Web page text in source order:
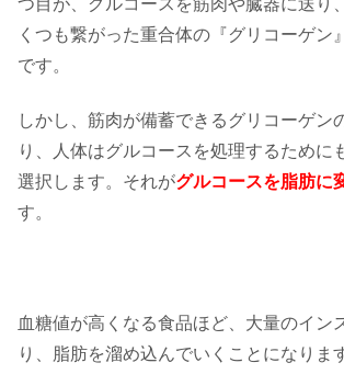
くつも繋がった重合体の『グリコーゲン
です。
しかし、筋肉が備蓄できるグリコーゲン
り、人体はグルコースを処理するために
選択します。それがグルコースを脂肪に
す。
血糖値が高くなる食品ほど、大量のイン
り、脂肪を溜め込んでいくことになりま